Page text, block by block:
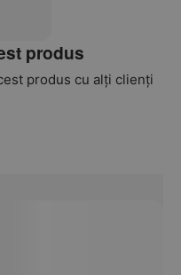
produs
produs cu alți clienți